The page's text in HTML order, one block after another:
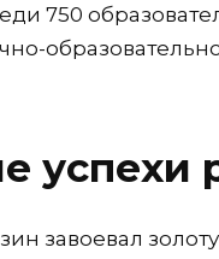
750
успехи
завоевал